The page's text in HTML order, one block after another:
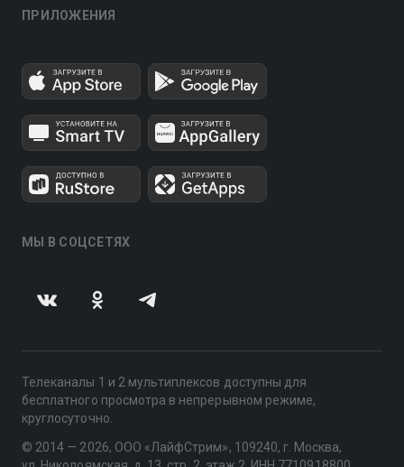
ПРИЛОЖЕНИЯ
МЫ В СОЦСЕТЯХ
Телеканалы 1 и 2 мультиплексов доступны для
бесплатного просмотра в непрерывном режиме,
круглосуточно.
© 2014 — 2026, ООО «ЛайфСтрим», 109240, г. Москва,